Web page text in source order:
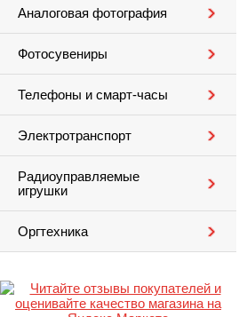
Аналоговая фотография
Фотосувениры
Телефоны и смарт-часы
Электротранспорт
Радиоуправляемые
игрушки
Оргтехника